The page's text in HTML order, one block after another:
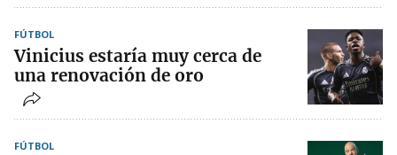
FÚTBOL
Vinicius estaría muy cerca de
una renovación de oro
FÚTBOL